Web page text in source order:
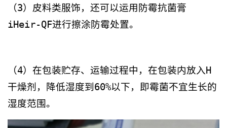
（3）皮料类服饰，还可以运用防霉抗菌膏
iHeir-QF进行擦涂防霉处置。
（4）在包装贮存、运输过程中，在包装内放入H
干燥剂，降低湿度到60%以下，即霉菌不宜生长的
湿度范围。